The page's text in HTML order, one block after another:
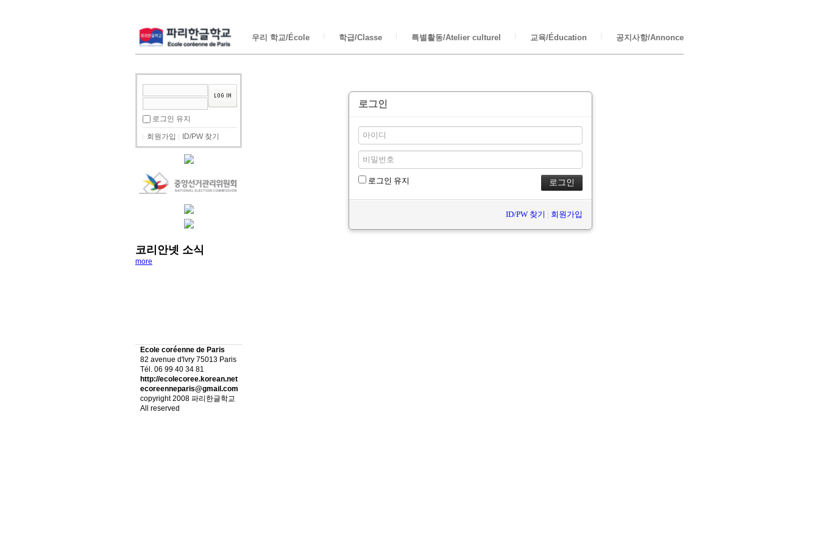
우리 학교/École 학급/Classe 특별활동/Atelier culturel 교육/Éducation 공지사항/Annonce
로그인 유지
회원가입 ID/PW 찾기
코리안넷 소식
more
Ecole coréenne de Paris
82 avenue d'lvry 75013 Paris
Tél. 06 99 40 34 81
http://ecolecoree.korean.net
ecoreenneparis@gmail.com
copyright 2008 파리한글학교
All reserved
로그인
로그인 유지
ID/PW 찾기 | 회원가입